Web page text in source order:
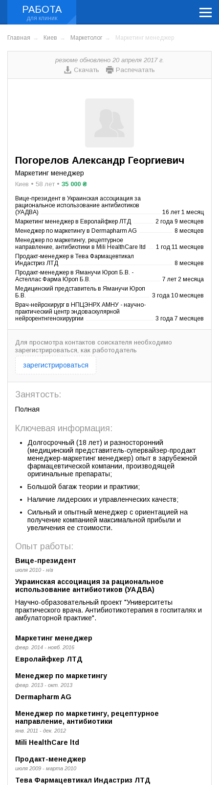
РАБОТА
Главная Киев Маркетолог Маркетинг менеджер
резюме обновлено 20 апреля 2017 г.
Скачать
Распечатать
Погорелов Александр Георгиевич
Маркетинг менеджер
Киев • 58 лет • 35 000 ₴
Вице-президент в Украинская ассоциация за
рациональное использование антибиотиков
(УАДВА)
16 лет 1 месяц
Маркетинг менеджер в Евролайфкер ЛТД
2 года 9 месяцев
Менеджер по маркетингу в Dermapharm AG
8 месяцев
Менеджер по маркетингу, рецептурное
направление, антибиотики в Mili HealthCare ltd
1 год 11 месяцев
Продакт-менеджер в Тева Фармацевтикал
Индастриз ЛТД
8 месяцев
Продакт-менеджер в Яманучи Юроп Б.В. -
Астеллас Фарма Юроп Б.В.
7 лет 2 месяца
Медицинский представитель в Яманучи Юроп
Б.В.
3 года 10 месяцев
Врач-нейрохирург в НПЦЭНРХ АМНУ - научно-
практический центр эндоваскулярной
нейрорентнгенохирургии
3 года 7 месяцев
Для просмотра контактов соискателя необходимо
зарегистрироваться, как работодатель
зарегистрироваться
Занятость:
Полная
Ключевая информация:
Долгосрочный (18 лет) и разносторонний
(медицинский представитель-супервайзер-продакт
менеджер-маркетинг менеджер) опыт в зарубежной
фармацевтической компании, производящей
оригинальные препараты;
Большой багаж теории и практики;
Наличие лидерских и управленческих качеств;
Сильный и опытный менеджер с ориентацией на
получение компанией максимальной прибыли и
увеличения ее стоимости.
Опыт работы:
Вице-президент
июля 2010 - н/в
Украинская ассоциация за рациональное
использование антибиотиков (УАДВА)
Научно-образовательный проект "Университеты
практического врача. Антибиотикотерапия в госпиталях и
амбулаторной практике".
Маркетинг менеджер
февр. 2014 - нояб. 2016
Евролайфкер ЛТД
Менеджер по маркетингу
февр. 2013 - окт. 2013
Dermapharm AG
Менеджер по маркетингу, рецептурное
направление, антибиотики
янв. 2011 - дек. 2012
Mili HealthCare ltd
Продакт-менеджер
июля 2009 - марта 2010
Тева Фармацевтикал Индастриз ЛТД